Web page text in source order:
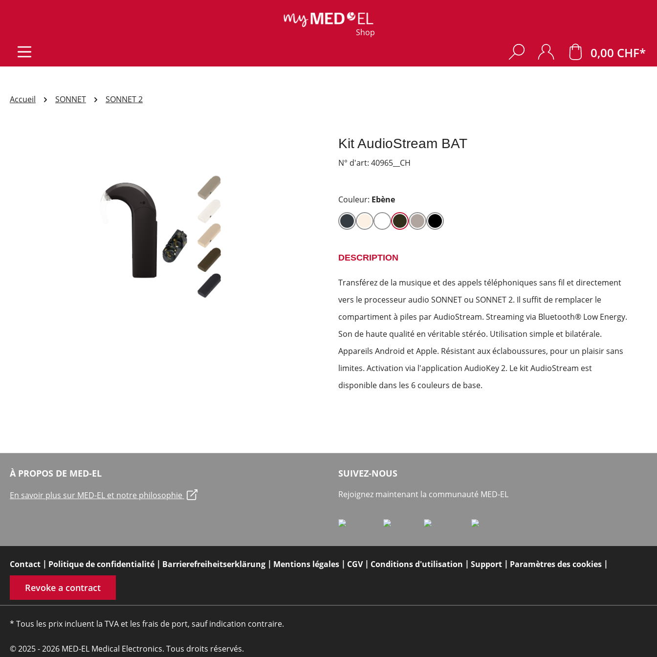
Shop
0,00 CHF*
Accueil SONNET SONNET 2
Kit AudioStream BAT
N° d'art: 40965__CH
Couleur: Ebène
DESCRIPTION
Transférez de la musique et des appels téléphoniques sans fil et directement
vers le processeur audio SONNET ou SONNET 2. Il suffit de remplacer le
compartiment à piles par AudioStream. Streaming via Bluetooth® Low Energy.
Son de haute qualité en véritable stéréo. Utilisation simple et bilatérale.
Appareils Android et Apple. Résistant aux éclaboussures, pour un plaisir sans
limites. Activation via l'application AudioKey 2. Le kit AudioStream est
disponible dans les 6 couleurs de base.
À PROPOS DE MED-EL
En savoir plus sur MED-EL et notre philosophie
SUIVEZ-NOUS
Rejoignez maintenant la communauté MED-EL
Contact Politique de confidentialité Barrierefreiheitserklärung Mentions légales CGV Conditions d'utilisation Support Paramètres des cookies
Revoke a contract
* Tous les prix incluent la TVA et les frais de port, sauf indication contraire.
© 2025 - 2026 MED-EL Medical Electronics. Tous droits réservés.